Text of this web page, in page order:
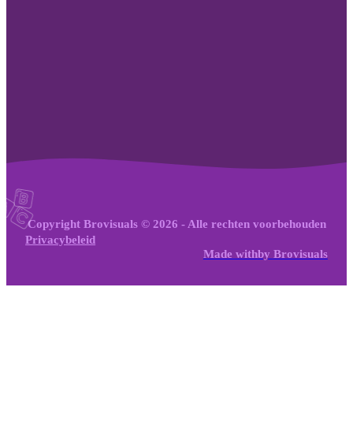
Copyright Brovisuals © 2026 - Alle rechten voorbehouden
Privacybeleid
Made withby Brovisuals